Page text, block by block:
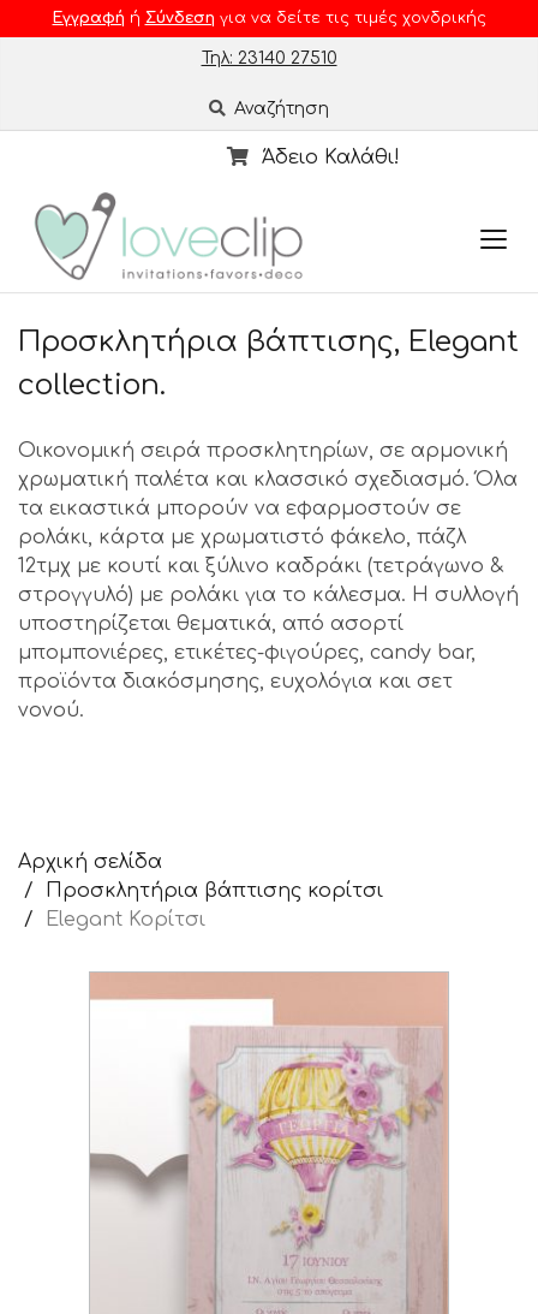
Εγγραφή ή Σύνδεση για να δείτε τις τιμές χονδρικής
Τηλ: 23140 27510
Αναζήτηση
Άδειο Καλάθι!
Προσκλητήρια βάπτισης, Elegant
collection.
Οικονομική σειρά προσκλητηρίων, σε αρμονική
χρωματική παλέτα και κλασσικό σχεδιασμό. Όλα
τα εικαστικά μπορούν να εφαρμοστούν σε
ρολάκι, κάρτα με χρωματιστό φάκελο, πάζλ
12τμχ με κουτί και ξύλινο καδράκι (τετράγωνο &
στρογγυλό) με ρολάκι για το κάλεσμα. Η συλλογή
υποστηρίζεται θεματικά, από ασορτί
μπομπονιέρες, ετικέτες-φιγούρες, candy bar,
προϊόντα διακόσμησης, ευχολόγια και σετ
νονού.
Αρχική σελίδα
Προσκλητήρια βάπτισης κορίτσι
Elegant Κορίτσι